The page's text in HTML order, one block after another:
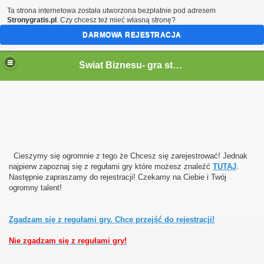
Świat Biznesu- gra strategiczna, w której można wcielić się w rolę właściciela dowolnej firmy bądź przedsiębiorstwa!
Cieszymy się ogromnie z tego że Chcesz się zarejestrować! Jednak
najpierw zapoznaj się z regułami gry które możesz znaleźć TUTAJ.
Następnie zapraszamy do rejestracji! Czekamy na Ciebie i Twój
ogromny talent!
Zgadzam się z regułami gry. Chcę przejść do rejestracji!
Nie zgadzam się z regułami gry!
Ta strona internetowa została utworzona bezpłatnie pod adresem
Stronygratis.pl . Czy chcesz też mieć własną stronę?
DARMOWA REJESTRACJA